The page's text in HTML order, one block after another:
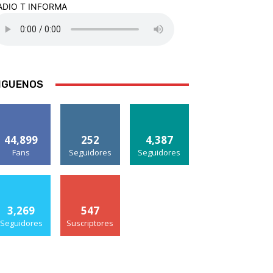
T INFORMA
44,899
Fans
252
Seguidores
4,387
Seguidores
3,269
Seguidores
547
Suscriptores